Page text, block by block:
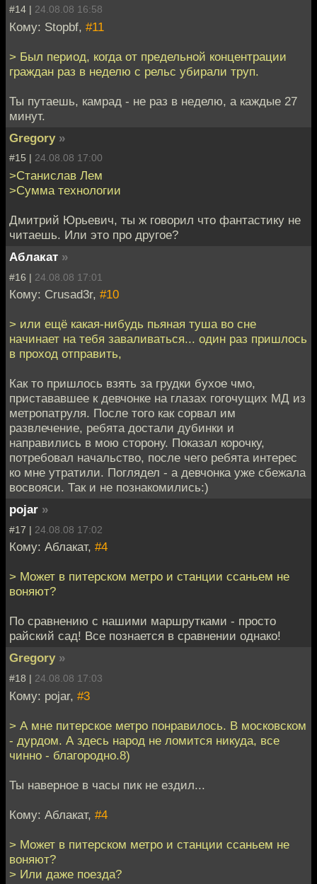
#14 | 24.08.08 16:58
Кому: Stopbf, #11
> Был период, когда от предельной концентрации
граждан раз в неделю с рельс убирали труп.
Ты путаешь, камрад - не раз в неделю, а каждые 27
минут.
Gregory »
#15 | 24.08.08 17:00
>Станислав Лем
>Сумма технологии
Дмитрий Юрьевич, ты ж говорил что фантастику не
читаешь. Или это про другое?
Аблакат »
#16 | 24.08.08 17:01
Кому: Crusad3r, #10
> или ещё какая-нибудь пьяная туша во сне
начинает на тебя заваливаться... один раз пришлось
в проход отправить,
Как то пришлось взять за грудки бухое чмо,
пристававшее к девчонке на глазах гогочущих МД из
метропатруля. После того как сорвал им
развлечение, ребята достали дубинки и
направились в мою сторону. Показал корочку,
потребовал начальство, после чего ребята интерес
ко мне утратили. Поглядел - а девчонка уже сбежала
восвояси. Так и не познакомились:)
pojar »
#17 | 24.08.08 17:02
Кому: Аблакат, #4
> Может в питерском метро и станции ссаньем не
воняют?
По сравнению с нашими маршрутками - просто
райский сад! Все познается в сравнении однако!
Gregory »
#18 | 24.08.08 17:03
Кому: pojar, #3
> А мне питерское метро понравилось. В московском
- дурдом. А здесь народ не ломится никуда, все
чинно - благородно.8)
Ты наверное в часы пик не ездил...
Кому: Аблакат, #4
> Может в питерском метро и станции ссаньем не
воняют?
> Или даже поезда?